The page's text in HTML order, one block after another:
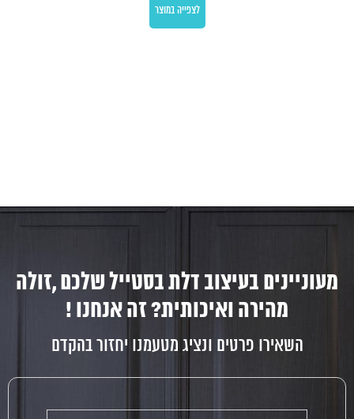
לצפייה במוצר
מעוניינים בעיצוב דלת בסטייל שלכם ,זולה
מהירה ואיכותית? זה אנחנו !
השאירו פרטים ונציג מטעמנו יחזור בהקדם